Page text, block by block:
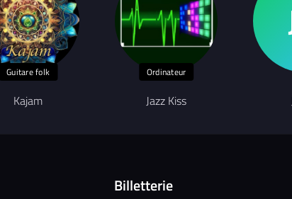
Guitare folk
Kajam
Ordinateur
Jazz Kiss
Billetterie